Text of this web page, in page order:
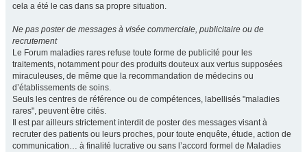
cela a été le cas dans sa propre situation.
Ne pas poster de messages à visée commerciale, publicitaire ou de
recrutement
Le Forum maladies rares refuse toute forme de publicité pour les
traitements, notamment pour des produits douteux aux vertus supposées
miraculeuses, de même que la recommandation de médecins ou
d’établissements de soins.
Seuls les centres de référence ou de compétences, labellisés "maladies
rares", peuvent être cités.
Il est par ailleurs strictement interdit de poster des messages visant à
recruter des patients ou leurs proches, pour toute enquête, étude, action de
communication… à finalité lucrative ou sans l’accord formel de Maladies